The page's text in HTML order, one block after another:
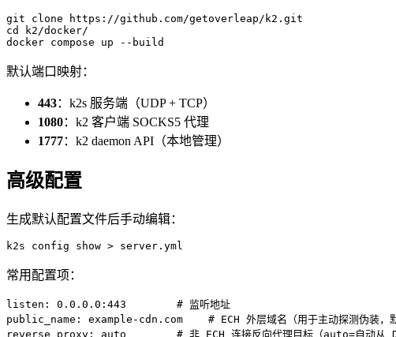
git clone https://github.com/getoverleap/k2.git
cd k2/docker/
默认端口映射：
443：k2s 服务端（UDP + TCP）
1080：k2 客户端 SOCKS5 代理
1777：k2 daemon API（本地管理）
高级配置
生成默认配置文件后手动编辑：
常用配置项：
listen: 0.0.0.0:443        # 监听地址
public_name: example-cdn.com    # ECH 外层域名（用于主动探测伪装，默
reverse_proxy: auto        # 非 ECH 连接反向代理目标（auto=自动从